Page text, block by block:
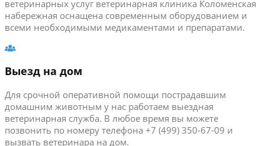
ветеринарных услуг ветеринарная клиника Коломенская
набережная оснащена современным оборудованием и
всеми необходимыми медикаментами и препаратами.
Выезд на дом
Для срочной оперативной помощи пострадавшим
домашним животным у нас работаем выездная
ветеринарная служба. В любое время вы можете
позвонить по номеру телефона +7 (499) 350-67-09 и
вызвать ветеринара на дом.